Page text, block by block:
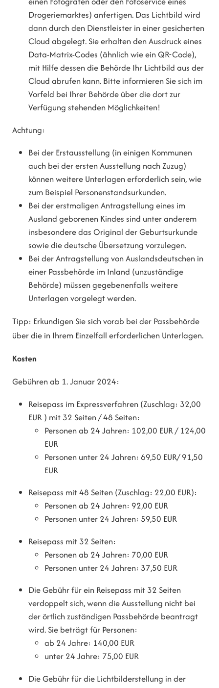
Drogeriemarktes) anfertigen. Das Lichtbild wird
dann durch den Dienstleister in einer gesicherten
Cloud abgelegt. Sie erhalten den Ausdruck eines
Data-Matrix-Codes (ähnlich wie ein QR-Code),
mit Hilfe dessen die Behörde Ihr Lichtbild aus der
Cloudabrufen kann. Bitte informieren Sie sich im
Vorfeld bei Ihrer Behörde über die dort zur
Verfügung stehenden Möglichkeiten!
Achtung:
Bei der Erstausstellung (in einigen Kommunen
auch bei der ersten Ausstellung nach Zuzug)
können weitere Unterlagen erforderlich sein, wie
zum Beispiel Personenstandsurkunden.
Bei der erstmaligen Antragstellung eines im
Ausland geborenen Kindes sind unter anderem
insbesondere das Original der Geburtsurkunde
sowie die deutsche Übersetzung vorzulegen.
Bei der Antragstellung von Auslandsdeutschen in
einer Passbehörde im Inland (unzuständige
Behörde) müssen gegebenenfalls weitere
Unterlagen vorgelegt werden.
Tipp: Erkundigen Sie sich vorab bei der Passbehörde
über die in Ihrem Einzelfall erforderlichen Unterlagen.
Kosten
Gebühren ab 1. Januar 2024:
Reisepass im Expressverfahren (Zuschlag: 32,00
EUR ) mit 32 Seiten / 48 Seiten:
Personen ab 24 Jahren: 102,00 EUR / 124,00
EUR
Personen unter 24 Jahren: 69,50 EUR/ 91,50
EUR
Reisepass mit 48 Seiten (Zuschlag: 22,00 EUR):
Personen ab 24 Jahren: 92,00 EUR
Personen unter 24 Jahren: 59,50 EUR
Reisepass mit 32 Seiten:
Personen ab 24 Jahren: 70,00 EUR
Personen unter 24 Jahren: 37,50 EUR
Die Gebühr für ein Reisepass mit 32 Seiten
verdoppelt sich,wenndie Ausstellung nicht bei
der örtlich zuständigen Passbehörde beantragt
wird. Sie beträgt für Personen:
ab 24 Jahre: 140,00 EUR
unter 24 Jahre: 75,00 EUR
Die Gebühr für die Lichtbilderstellung in der